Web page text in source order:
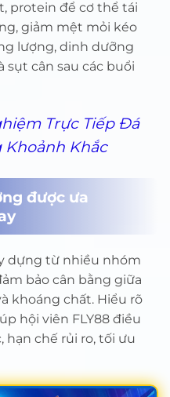
protein để cơ thể tái
giảm mệt mỏi kéo
lượng, dinh dưỡng
sụt cân sau các buổi
Trực Tiếp Đá
Khoảnh Khắc
được ưa
dựng từ nhiều nhóm
bảo cân bằng giữa
khoáng chất. Hiểu rõ
hội viên FLY88 điều
hạn chế rủi ro, tối ưu